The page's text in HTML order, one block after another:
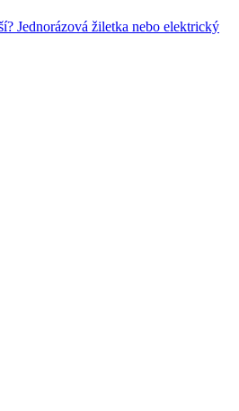
Jednorázová žiletka nebo elektrický